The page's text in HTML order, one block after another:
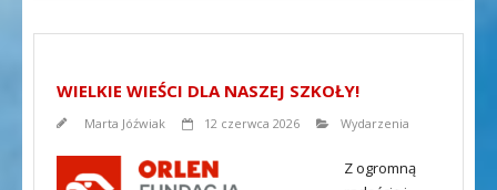
WIELKIE WIEŚCI DLA NASZEJ SZKOŁY!
Marta Jóźwiak 12 czerwca 2026 Wydarzenia
Z ogromną